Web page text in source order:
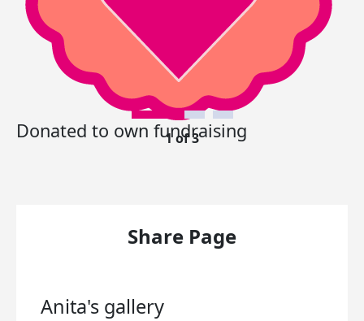
Donated to own fundraising
1 of 3
Share Page
Anita's gallery